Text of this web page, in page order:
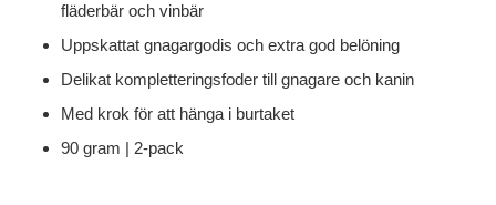
fläderbär och vinbär
Uppskattat gnagargodis och extra god belöning
Delikat kompletteringsfoder till gnagare och kanin
Med krok för att hänga i burtaket
90 gram | 2-pack